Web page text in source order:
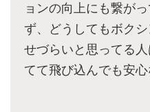
ョンの向上にも繋が
ず、どうしてもボク
せづらいと思ってる
てて飛び込んでも安